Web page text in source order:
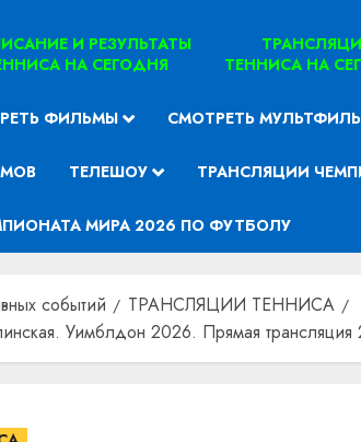
И РЕЗУЛЬТАТЫ
НА СЕГОДНЯ
ТЕННИСА НА
ФИЛЬМЫ СМОТРЕТЬ
ТЕЛЕШОУ ТРАНСЛЯЦИИ
МИРА 2026 ПО ФУТБОЛУ
событий
ТРАНСЛЯЦИИ ТЕННИСА
Уимблдон 2026. Прямая